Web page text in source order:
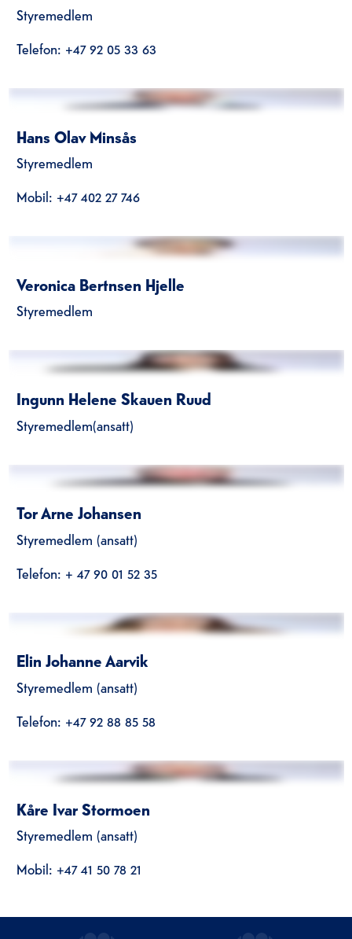
Styremedlem
Telefon: +47 92 05 33 63
Hans Olav Minsås
Styremedlem
Mobil: +47 402 27 746
Veronica Bertnsen Hjelle
Styremedlem
Ingunn Helene Skauen Ruud
Styremedlem(ansatt)
Tor Arne Johansen
Styremedlem (ansatt)
Telefon: + 47 90 01 52 35
Elin Johanne Aarvik
Styremedlem (ansatt)
Telefon: +47 92 88 85 58
Kåre Ivar Stormoen
Styremedlem (ansatt)
Mobil: +47 41 50 78 21